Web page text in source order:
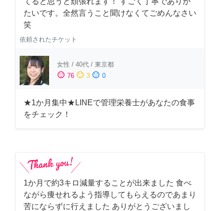
たいです。全然言うこと聞けなくてごめんなさい
笑
依頼されたチケット
女性 / 40代 / 東京都
sentiment_satisfied 76 sentiment_neutral 3 sentiment_dissatisfied 0
★1か月集中★LINEで管理栄養士があなたの食事
をチェック！
1か月で約3キロ減量することが出来ました 食べ
ながら痩せれるよう指導してもらえるのであまり
苦にならずに行えました ありがとうございまし